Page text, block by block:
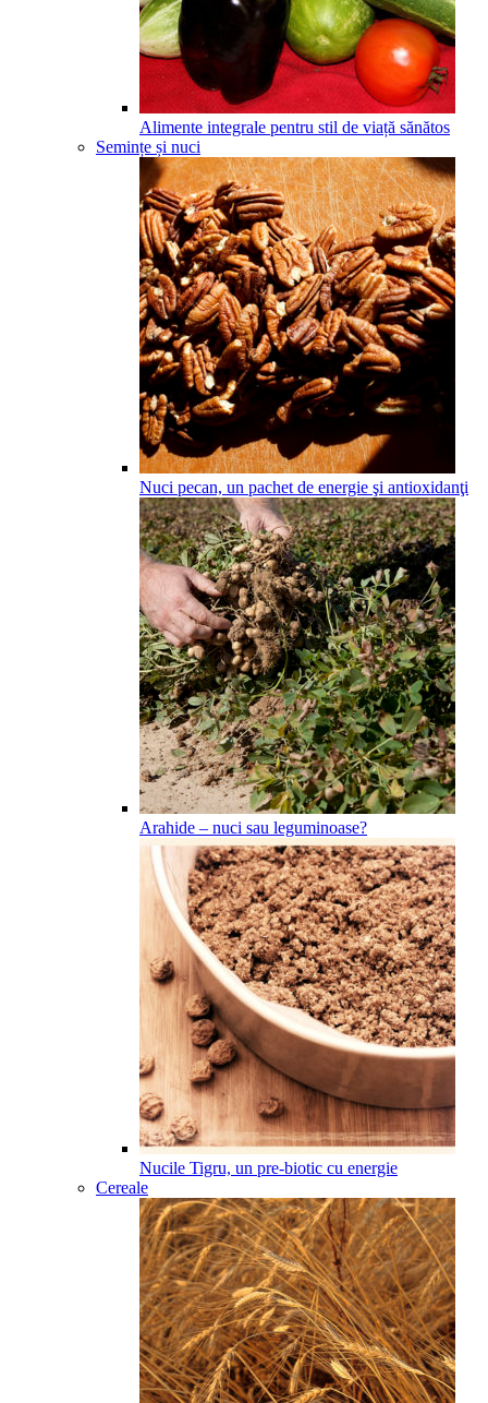
Alimente integrale pentru stil de viață sănătos
Semințe și nuci
Nuci pecan, un pachet de energie şi antioxidanţi
Arahide – nuci sau leguminoase?
Nucile Tigru, un pre-biotic cu energie
Cereale